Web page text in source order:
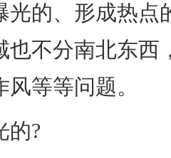
的、形成热点
不分南北东西
等等问题。
?